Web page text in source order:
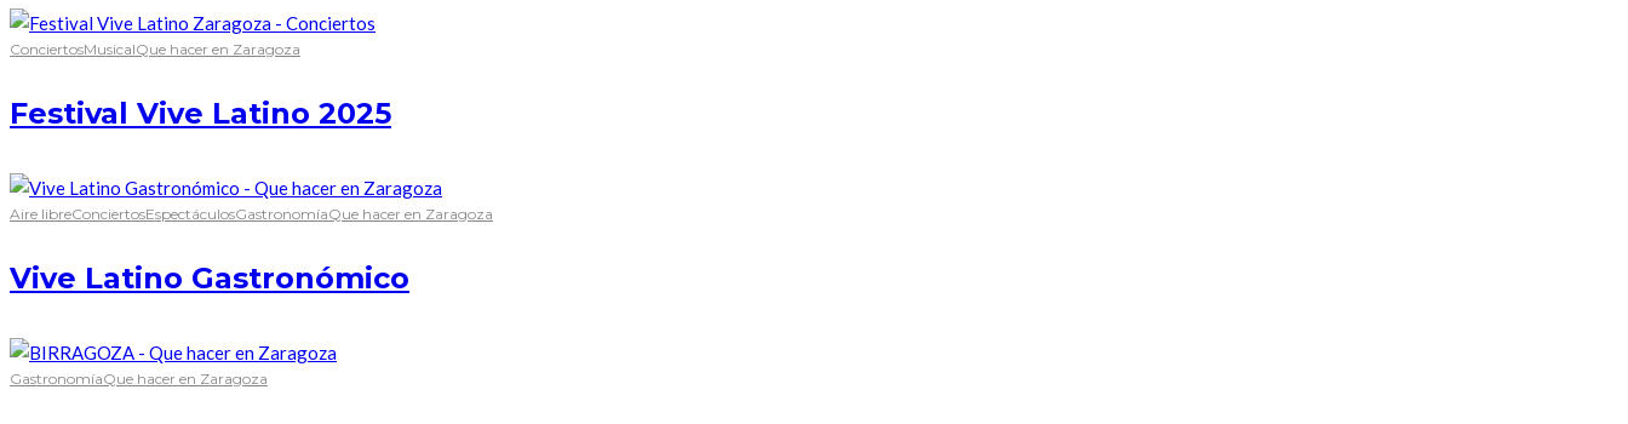
ConciertosMusicalQue hacer en Zaragoza
Festival Vive Latino 2025
Aire libreConciertosEspectáculosGastronomíaQue hacer en Zaragoza
Vive Latino Gastronómico
GastronomíaQue hacer en Zaragoza